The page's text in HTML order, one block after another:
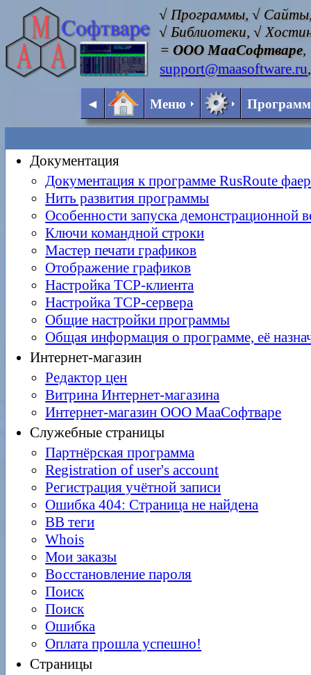
√ Программы, √
√ Библиотеки, √
=ООО МааСофтваре,
support@maasoftware.ru,
◄ Меню
Документация
Документация к программе RusRoute
Нить развития программы
Особенности запуска демонстрационной
Ключи командной строки
Мастер печати графиков
Отображение графиков
Настройка TCP-клиента
Настройка TCP-сервера
Общие настройки программы
Общая информация о программе, её
Интернет-магазин
Редактор цен
Витрина Интернет-магазина
Интернет-магазин ООО МааСофтваре
Служебные страницы
Партнёрская программа
Registration of user's account
Регистрация учётной записи
Ошибка 404: Страница не найдена
BB теги
Whois
Мои заказы
Восстановление пароля
Поиск
Поиск
Ошибка
Оплата прошла успешно!
Страницы